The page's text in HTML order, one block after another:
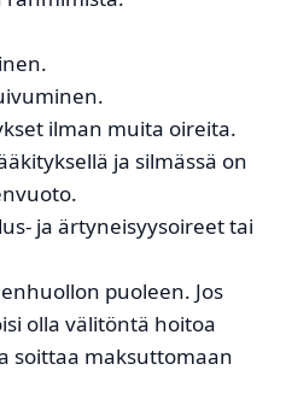
ilman muita oireita.
ja silmässä on
ja ärtyneisyysoireet tai
puoleen. Jos
olla välitöntä hoitoa
soittaa maksuttomaan